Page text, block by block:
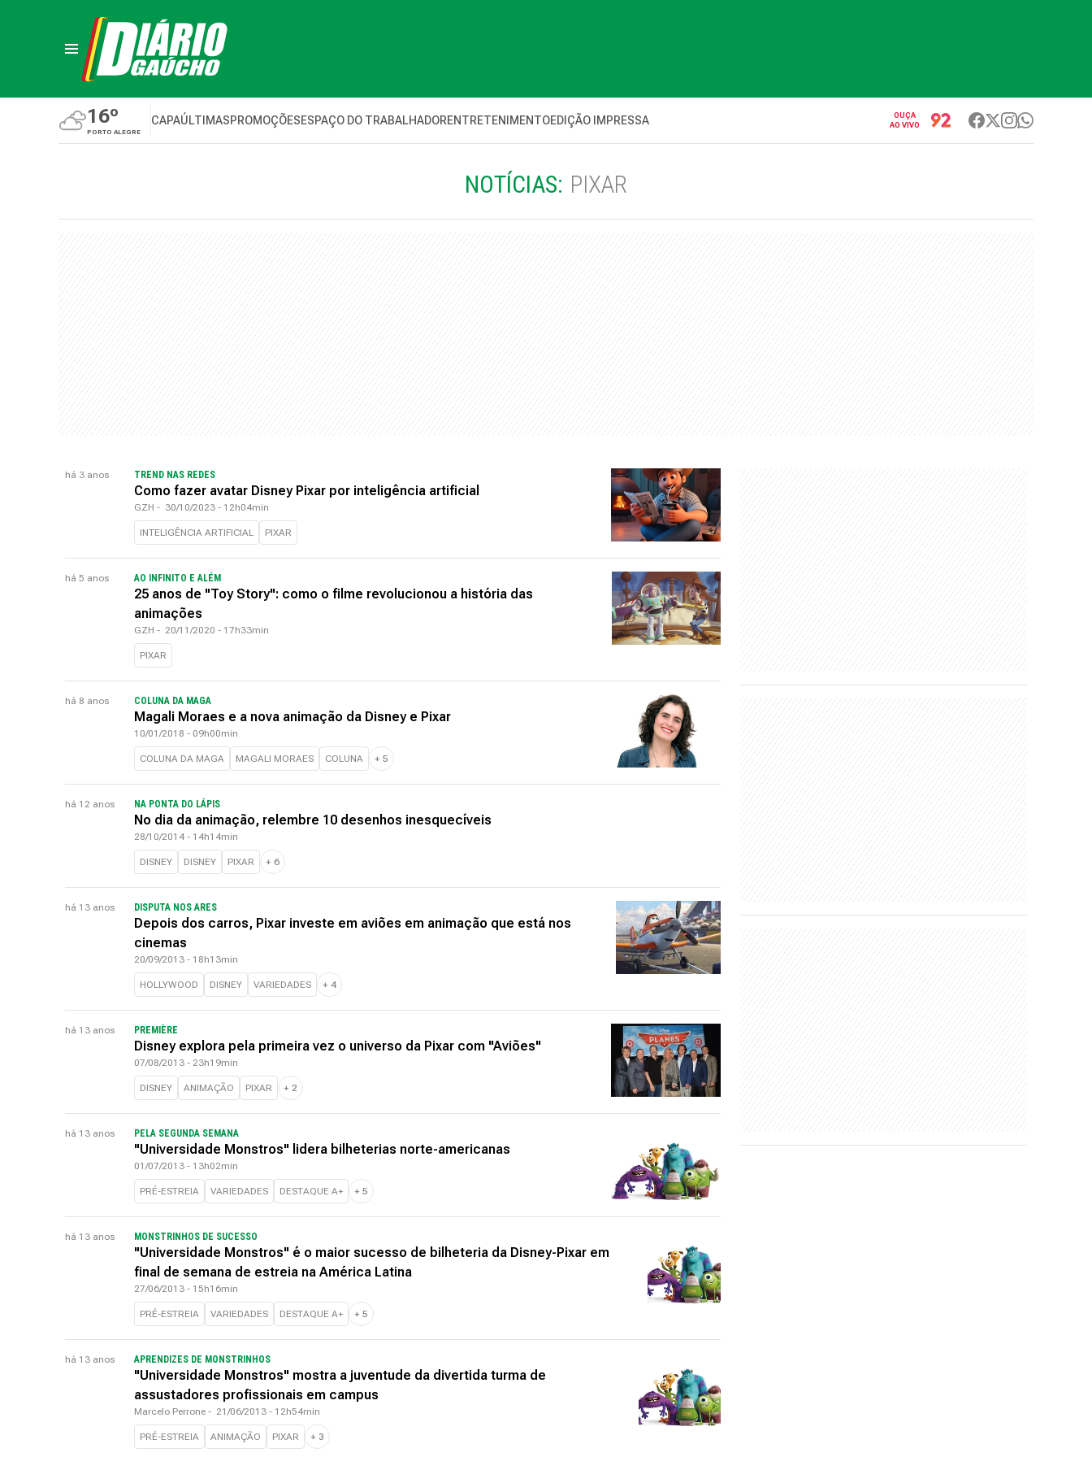
16º
PORTO ALEGRE
CAPAÚLTIMASPROMOÇÕESESPAÇO DO TRABALHADORENTRETENIMENTOEDIÇÃO IMPRESSA
OUÇA
AO VIVO
NOTÍCIAS: PIXAR
há 3 anos TREND NAS REDES
Como fazer avatar Disney Pixar por inteligência artificial
GZH - 30/10/2023 - 12h04min
INTELIGÊNCIA ARTIFICIAL PIXAR
há 5 anos AO INFINITO E ALÉM
25 anos de "Toy Story": como o filme revolucionou a história das
animações
GZH - 20/11/2020 - 17h33min
PIXAR
há 8 anos COLUNA DA MAGA
Magali Moraes e a nova animação da Disney e Pixar
10/01/2018 - 09h00min
COLUNA DA MAGA MAGALI MORAES COLUNA + 5
há 12 anos NA PONTA DO LÁPIS
No dia da animação, relembre 10 desenhos inesquecíveis
28/10/2014 - 14h14min
DISNEY DISNEY PIXAR + 6
há 13 anos DISPUTA NOS ARES
Depois dos carros, Pixar investe em aviões em animação que está nos
cinemas
20/09/2013 - 18h13min
HOLLYWOOD DISNEY VARIEDADES + 4
há 13 anos PREMIÈRE
Disney explora pela primeira vez o universo da Pixar com "Aviões"
07/08/2013 - 23h19min
DISNEY ANIMAÇÃO PIXAR + 2
há 13 anos PELA SEGUNDA SEMANA
"Universidade Monstros" lidera bilheterias norte-americanas
01/07/2013 - 13h02min
PRÉ-ESTREIA VARIEDADES DESTAQUE A+ + 5
há 13 anos MONSTRINHOS DE SUCESSO
"Universidade Monstros" é o maior sucesso de bilheteria da Disney-Pixar em
final de semana de estreia na América Latina
27/06/2013 - 15h16min
PRÉ-ESTREIA VARIEDADES DESTAQUE A+ + 5
há 13 anos APRENDIZES DE MONSTRINHOS
"Universidade Monstros" mostra a juventude da divertida turma de
assustadores profissionais em campus
Marcelo Perrone - 21/06/2013 - 12h54min
PRÉ-ESTREIA ANIMAÇÃO PIXAR + 3